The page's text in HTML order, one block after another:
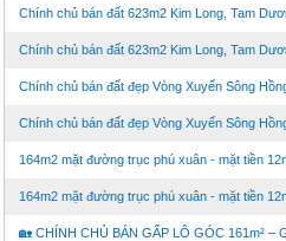
Chính chủ bán đất 623m2 Kim Long, Tam
Chính chủ bán đất 623m2 Kim Long, Tam
Chính chủ bán đất đẹp Vòng Xuyến Sông
Chính chủ bán đất đẹp Vòng Xuyến Sông
164m2 mặt đường trục phú xuân - mặt tiền
164m2 mặt đường trục phú xuân - mặt tiền
🏡 CHÍNH CHỦ BÁN GẤP LÔ GÓC 161m² –